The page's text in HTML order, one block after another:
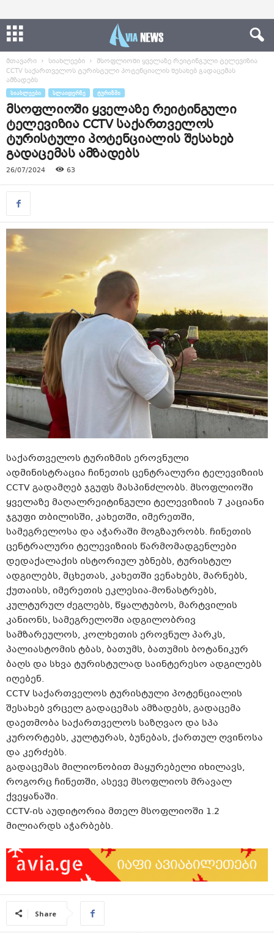
მთავარი სიახლეები
მსოფლიოში ყველაზე რეიტინგული ტელევიზია
CCTV საქართველოს ტურისტული პოტენციალის შესახებ გადაცემას
ამზადებს
ᲡᲘᲐᲮᲚᲔᲔᲑᲘ ᲡᲚᲐᲘᲓᲔᲠᲖᲔ ᲢᲣᲠᲘᲖᲛᲘ
მსოფლიოში ყველაზე რეიტინგული
ტელევიზია CCTV საქართველოს
ტურისტული პოტენციალის შესახებ
გადაცემას ამზადებს
26/07/2024 63
საქართველოს ტურიზმის ეროვნული
ადმინისტრაცია ჩინეთის ცენტრალური ტელევიზიის
CCTV გადამღებ ჯგუფს მასპინძლობს. მსოფლიოში
ყველაზე მაღალრეიტინგული ტელევიზიის 7 კაციანი
ჯგუფი თბილისში, კახეთში, იმერეთში,
სამეგრელოსა და აჭარაში მოგზაურობს. ჩინეთის
ცენტრალური ტელევიზიის წარმომადგენლები
დედაქალაქის ისტორიულ უბნებს, ტურისტულ
ადგილებს, მცხეთას, კახეთში ვენახებს, მარნებს,
ქუთაისს, იმერეთის ეკლესია-მონასტრებს,
კულტურულ ძეგლებს, წყალტუბოს, მარტვილის
კანიონს, სამეგრელოში ადგილობრივ
სამზარეულოს, კოლხეთის ეროვნულ პარკს,
პალიასტომის ტბას, ბათუმს, ბათუმის ბოტანიკურ
ბაღს და სხვა ტურისტულად საინტერესო ადგილებს
იღებენ.
CCTV საქართველოს ტურისტული პოტენციალის
შესახებ ვრცელ გადაცემას ამზადებს, გადაცემა
დაეთმობა საქართველოს საზღვაო და სპა
კურორტებს, კულტურას, ბუნებას, ქართულ ღვინოსა
და კერძებს.
გადაცემას მილიონობით მაყურებელი იხილავს,
როგორც ჩინეთში, ასევე მსოფლიოს მრავალ
ქვეყანაში.
CCTV-ის აუდიტორია მთელ მსოფლიოში 1.2
მილიარდს აჭარბებს.
Share